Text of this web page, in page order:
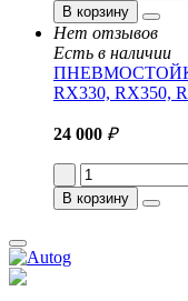
В корзину
Нет отзывов
Есть в наличии
RX330, RX350,
24 000 ₽
В корзину